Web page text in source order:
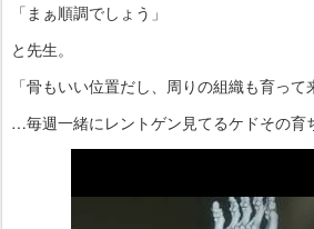
「まぁ順調でしょう」
と先生。
「骨もいい位置だし、周りの組織も育って
…毎週一緒にレントゲン見てるケドその